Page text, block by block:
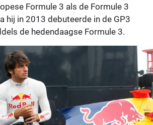
Formule 3 als de Formule 3
hij in 2013 debuteerde in de GP3
de hedendaagse Formule 3.